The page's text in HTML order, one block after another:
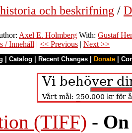
och beskrifning /
Axel E. Holmberg With: Gustaf
/ Innehåll | << Previous | Next >>
Catalog Recent Changes Donate
(TIFF) -